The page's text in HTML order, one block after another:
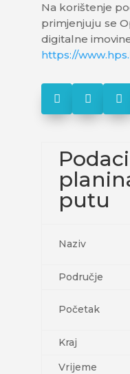
Na korištenje
primjenjuju se
digitalne
https://
  
putu
Naziv
Područje
Početak
Kraj
Vrijeme